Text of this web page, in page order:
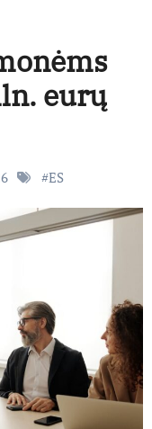
eurų
#ES